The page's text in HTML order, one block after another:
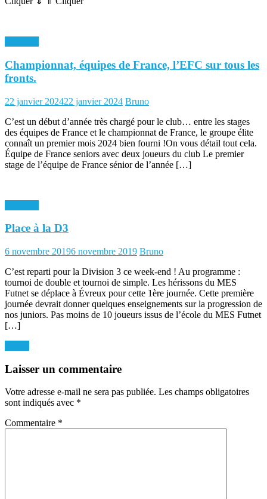
Championnat, équipes de France, l’EFC sur tous les
fronts.
Posted
22 janvier 202422 janvier 2024 Author
Bruno
C’est un début d’année très chargé pour le club… entre les stages
des équipes de France et le championnat de France, le groupe élite
connaît un premier mois 2024 bien fourni !On vous détail tout cela.
Équipe de France seniors avec deux joueurs du club Le premier
stage de l’équipe de France sénior de l’année […]
Place à la D3
Posted
6 novembre 20196 novembre 2019 Author
Bruno
C’est reparti pour la Division 3 ce week-end ! Au programme :
tournoi de double et tournoi de simple. Les hérissons du MES
Futnet se déplace à Évreux pour cette 1ère journée. Cette première
journée devrait donner quelques enseignements sur la progression de
nos juniors. Pas moins de 10 joueurs issus de l’école du MES Futnet
[…]
Navigation
de
Laisser un commentaire
Votre adresse e-mail ne sera pas publiée. Les champs obligatoires
sont indiqués avec *
Commentaire *